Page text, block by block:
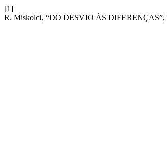
[1]
R. Miskolci, “DO DESVIO ÀS DIFERENÇAS”,